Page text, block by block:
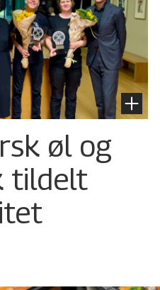
øl og
tildelt